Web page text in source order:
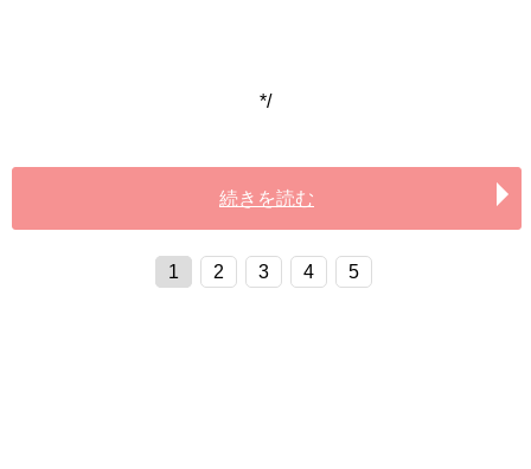
*/
続きを読む
1 2 3 4 5